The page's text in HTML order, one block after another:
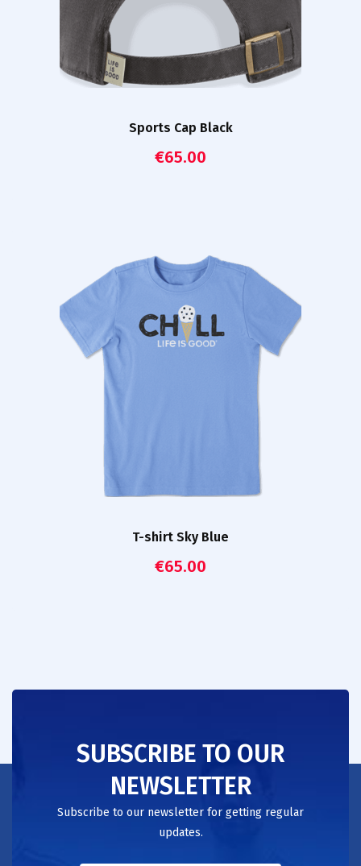
Sports Cap Black
€65.00
T-shirt Sky Blue
€65.00
SUBSCRIBE TO OUR
NEWSLETTER
Subscribe to our newsletter for getting regular
updates.